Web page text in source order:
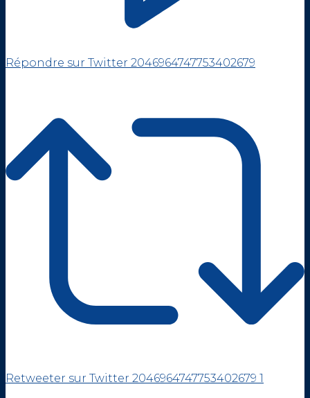
Répondre sur Twitter 2046964747753402679
Retweeter sur Twitter 2046964747753402679 1